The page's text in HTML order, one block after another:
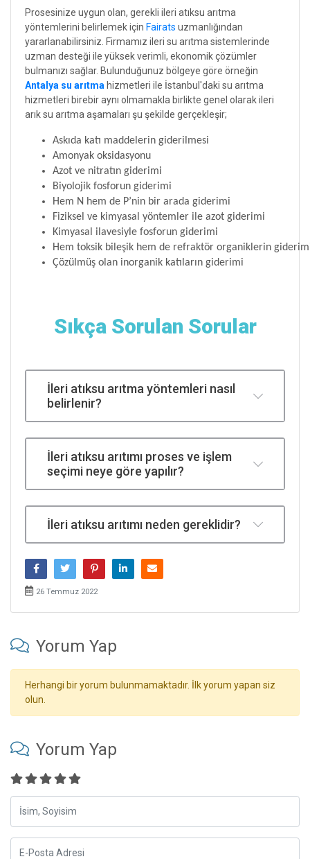
Prosesinize uygun olan, gerekli ileri atıksu arıtma
yöntemlerini belirlemek için Fairats uzmanlığından
yararlanabilirsiniz. Firmamız ileri su arıtma sistemlerinde
uzman desteği ile yüksek verimli, ekonomik çözümler
bulmanızı sağlar. Bulunduğunuz bölgeye göre örneğin
Antalya su arıtma hizmetleri ile İstanbul'daki su arıtma
hizmetleri birebir aynı olmamakla birlikte genel olarak ileri
arık su arıtma aşamaları şu şekilde gerçekleşir;
Askıda katı maddelerin giderilmesi
Amonyak oksidasyonu
Azot ve nitratın giderimi
Biyolojik fosforun giderimi
Hem N hem de P’nin bir arada giderimi
Fiziksel ve kimyasal yöntemler ile azot giderimi
Kimyasal ilavesiyle fosforun giderimi
Hem toksik bileşik hem de refraktör organiklerin
Çözülmüş olan inorganik katıların giderimi
Sıkça Sorulan Sorular
İleri atıksu arıtma yöntemleri nasıl
belirlenir?
İleri atıksu arıtımı proses ve işlem
seçimi neye göre yapılır?
İleri atıksu arıtımı neden gereklidir?
26 Temmuz 2022
Yorum Yap
Herhangi bir yorum bulunmamaktadır. İlk yorum yapan siz
olun.
Yorum Yap